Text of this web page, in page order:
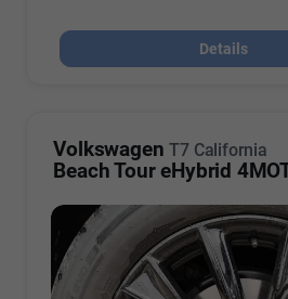
Details
Volkswagen T7 California